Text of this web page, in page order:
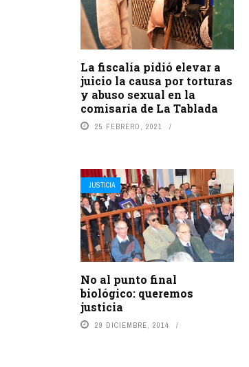
La fiscalía pidió elevar a
juicio la causa por torturas
y abuso sexual en la
comisaría de La Tablada
25 FEBRERO, 2021
JUSTICIA
No al punto final
biológico: queremos
justicia
29 DICIEMBRE, 2014